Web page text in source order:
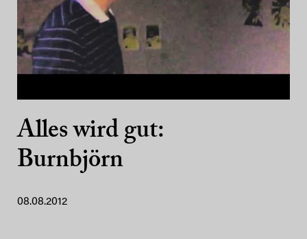
Alles wird gut:
Burnbjörn
08.08.2012